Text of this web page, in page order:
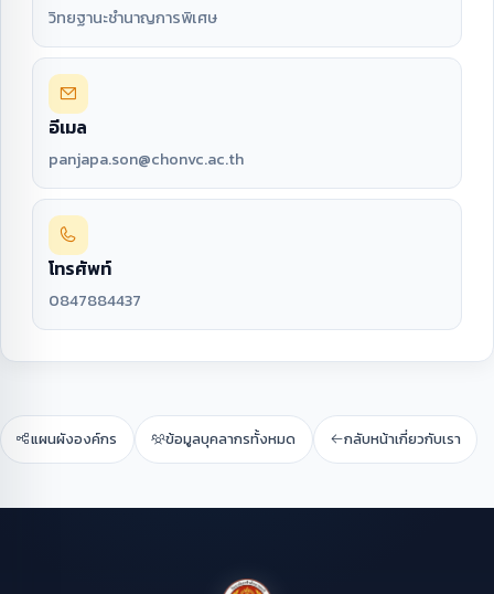
วิทยฐานะชำนาญการพิเศษ
อีเมล
panjapa.son@chonvc.ac.th
โทรศัพท์
0847884437
แผนผังองค์กร ข้อมูลบุคลากรทั้งหมด กลับหน้าเกี่ยวกับเรา